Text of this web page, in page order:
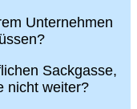
Unternehmen
Sackgasse,
nicht weiter?